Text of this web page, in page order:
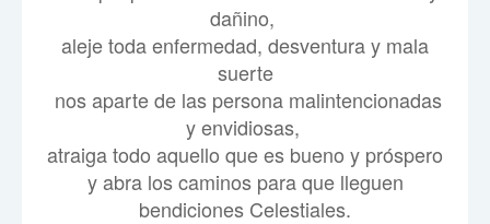
dañino,
aleje toda enfermedad, desventura y mala
suerte
nos aparte de las persona malintencionadas
y envidiosas,
atraiga todo aquello que es bueno y próspero
y abra los caminos para que lleguen
bendiciones Celestiales.